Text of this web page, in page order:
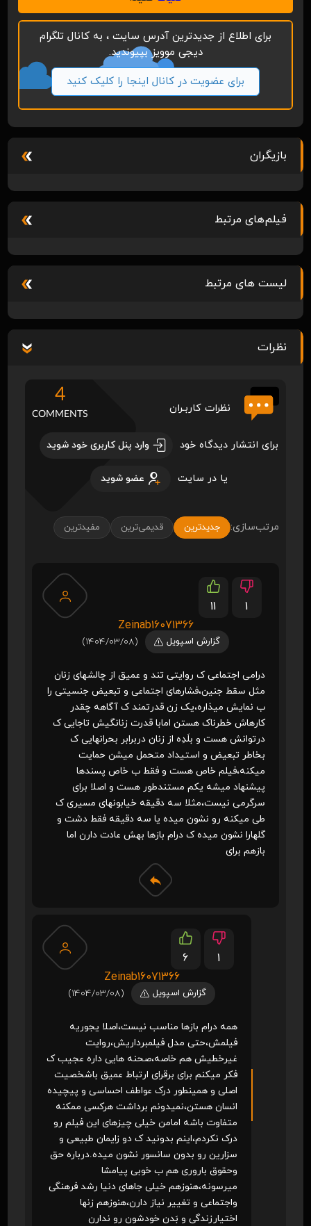
برای اطلاع از جدیدترین آدرس سایت ، به کانال تلگرام
دیجی موویز بپیوندید.
برای عضویت در کانال اینجا را کلیک کنید
بازیگران
فیلم‌های مرتبط
لیست های مرتبط
نظرات
نظرات کاربـران
4
COMMENTS
برای انتشار دیدگاه خود وارد پنل کاربری خود شوید
یا در سایت عضو شوید
مرتب‌سازی: جدیدترین قدیمی‌ترین مفیدترین
11
1
Zeinab16071366
گزارش اسپویل (1404/03/08)
درامی اجتماعی ک روایتی تند و عمیق از چالشهای زنان
مثل سقط جنین،فشارهای اجتماعی و تبعیض جنسیتی را
ب نمایش میذاره،یک زن قدرتمند ک آگاهه چقدر
کارهاش خطرناک هستن امابا قدرت زنانگیش تاجایی ک
درتوانش هست و بلَدِه از زنان دربرابر بحرانهایی ک
بخاطر تبعیض و استیداد متحمل میشن حمایت
میکنه،فیلم خاص هست و فقط ب خاص پسندها
پیشنهاد میشه یکم مستندطور هست و اصلا برای
سرگرمی نیست،مثلا سه دقیقه خیابونهای مسیری ک
طی میکنه رو نشون میده یا سه دقیقه فقط دشت و
گلهارا نشون میده ک درام بازها بهش عادت دارن اما
بازهم برای
6
1
Zeinab16071366
گزارش اسپویل (1404/03/08)
همه درام بازها مناسب نیست،اصلا یجوریه
فیلمش،حتی مدل فیلمبرداریش،روایت
غیرخطیش هم خاصه،صحنه هایی داره عجیب ک
فکر میکنم برای برقرای ارتباط عمیق باشخصیت
اصلی و همینطور درک عواطف احساسی و پیچیده
انسان هستن،نمیدونم برداشت هرکسی ممکنه
متفاوت باشه امامن خیلی چیزهای این فیلم رو
درک نکردم،اینم بدونید ک دو زایمان طبیعی و
سزارین رو بدون سانسور نشون میده.درباره حق
وحقوق باروری هم ب خوبی پیامشا
میرسونه،هنوزهم خیلی جاهای دنیا رشد فرهنگی
واجتماعی و تغییر نیاز دارن،هنوزهم زنها
اختیارزندگی و بَدن خودشون رو ندارن